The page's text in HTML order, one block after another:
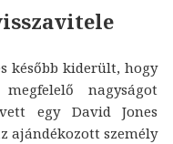
később kiderült, hogy
nagyságot
egy David Jones
ajándékozott személy